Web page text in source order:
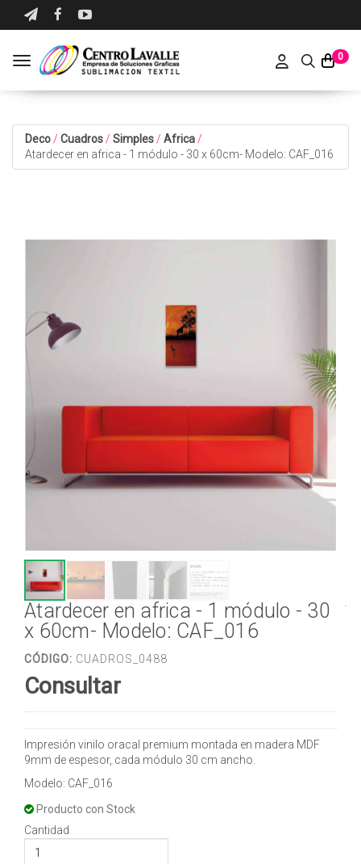
0
Toggle navigation
Deco / Cuadros / Simples / Africa /
Atardecer en africa - 1 módulo - 30 x 60cm- Modelo: CAF_016
Atardecer en africa - 1 módulo - 30
x 60cm- Modelo: CAF_016
CÓDIGO: CUADROS_0488
Consultar
Impresión vinilo oracal premium montada en madera MDF
9mm de espesor, cada módulo 30 cm ancho.
Modelo: CAF_016
Producto con Stock
Cantidad